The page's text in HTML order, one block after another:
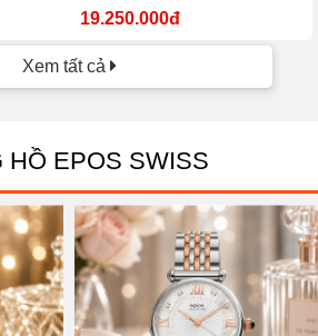
19.250.000đ
Xem tất cả
HỒ EPOS SWISS